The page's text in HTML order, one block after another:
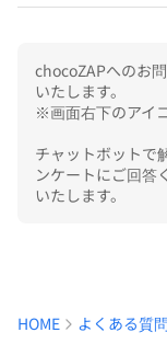
chocoZAPへのお
いたします。
※画面右下のアイ
チャットボットで
ンケートにご回答
いたします。
HOME よくある質問